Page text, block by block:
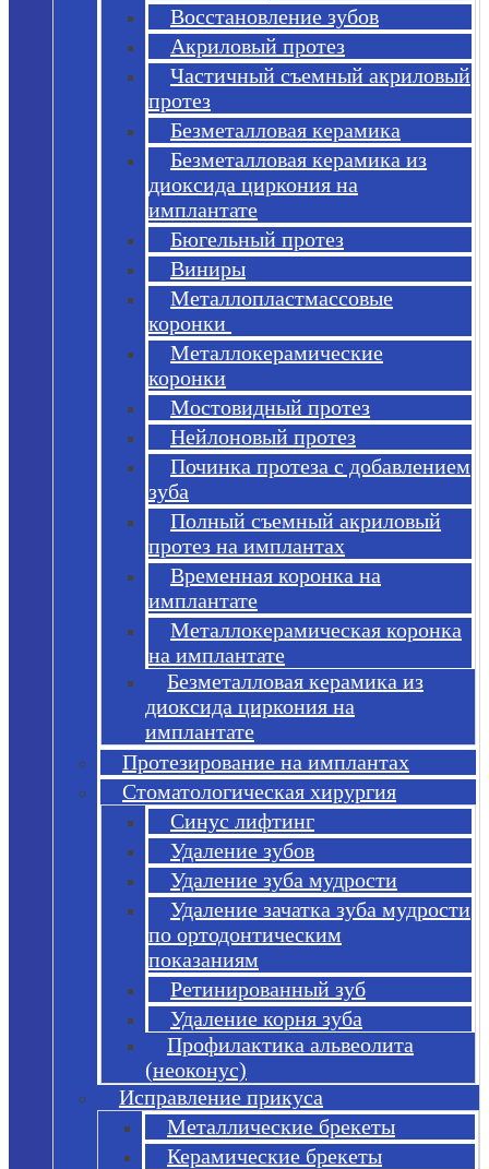
Восстановление зубов
Акриловый протез
Частичный съемный акриловый
протез
Безметалловая керамика
Безметалловая керамика из
диоксида циркония на
имплантате
Бюгельный протез
Виниры
Металлопластмассовые
коронки
Металлокерамические
коронки
Мостовидный протез
Нейлоновый протез
Починка протеза с добавлением
зуба
Полный съемный акриловый
протез на имплантах
Временная коронка на
имплантате
Металлокерамическая коронка
на имплантате
Безметалловая керамика из
диоксида циркония на
имплантате
Протезирование на имплантах
Стоматологическая хирургия
Синус лифтинг
Удаление зубов
Удаление зуба мудрости
Удаление зачатка зуба мудрости
по ортодонтическим
показаниям
Ретинированный зуб
Удаление корня зуба
Профилактика альвеолита
(неоконус)
Исправление прикуса
Металлические брекеты
Керамические брекеты